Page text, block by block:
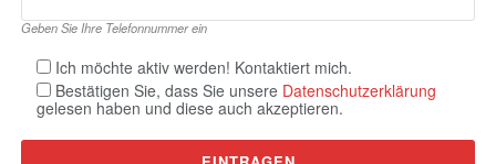
Geben Sie Ihre Telefonnummer ein
Ich möchte aktiv werden! Kontaktiert mich.
Bestätigen Sie, dass Sie unsere Datenschutzerklärung
gelesen haben und diese auch akzeptieren.